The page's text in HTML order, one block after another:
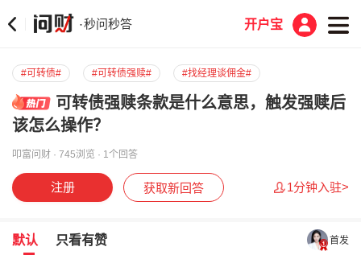
·秒问秒答 开户宝
#可转债# #可转债强赎# #找经理谈佣金#
可转债强赎条款是什么意思，触发强赎后
该怎么操作？
叩富问财 · 745浏览 · 1个回答
注册 获取新回答 1分钟入驻>
默认 只看有赞 首发